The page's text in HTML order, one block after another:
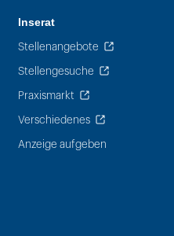
Inserat
Stellenangebote
Stellengesuche
Praxismarkt
Verschiedenes
Anzeige aufgeben